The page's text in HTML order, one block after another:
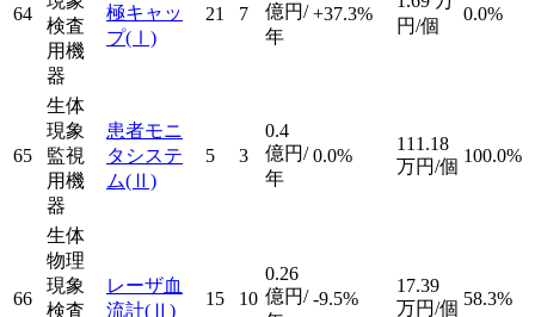
64
検査
用機
器
極キャッ
プ(Ⅰ)
21 7
億円/
年
+37.3%
円/個
0.0%
65
生体
現象
監視
用機
器
患者モニ
タシステ
ム(Ⅱ)
5 3
0.4
億円/
年
0.0%
111.18
万円/個
100.0%
66
生体
物理
現象
検査
レーザ血
流計(Ⅱ)
15 10
0.26
億円/ -9.5%
17.39
万円/個 58.3%